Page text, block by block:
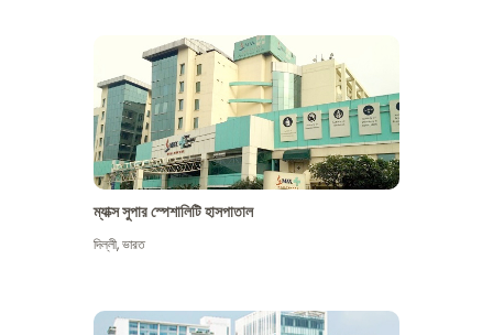
ম্যাক্স সুপার স্পেশালিটি হাসপাতাল
দিল্লী,ভারত